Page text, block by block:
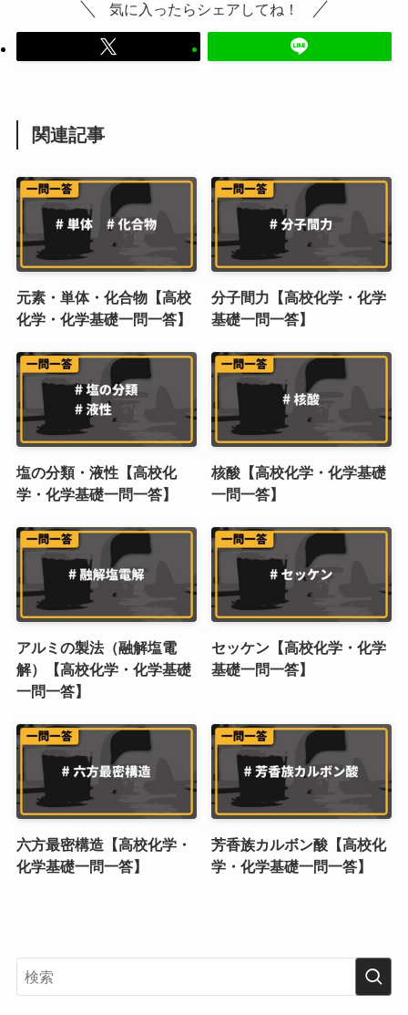
気に入ったらシェアしてね！
関連記事
元素・単体・化合物【高校
化学・化学基礎一問一答】
分子間力【高校化学・化学
基礎一問一答】
塩の分類・液性【高校化
学・化学基礎一問一答】
核酸【高校化学・化学基礎
一問一答】
アルミの製法（融解塩電
解）【高校化学・化学基礎
一問一答】
セッケン【高校化学・化学
基礎一問一答】
六方最密構造【高校化学・
化学基礎一問一答】
芳香族カルボン酸【高校化
学・化学基礎一問一答】